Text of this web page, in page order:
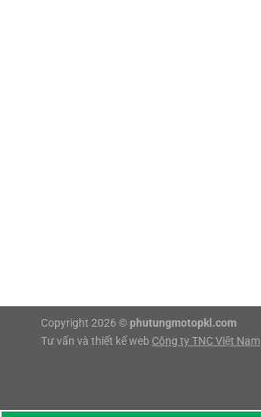
Copyright 2026 © phutungmotopkl.com
Tư vấn và thiết kế web Công ty TNC Việt Nam